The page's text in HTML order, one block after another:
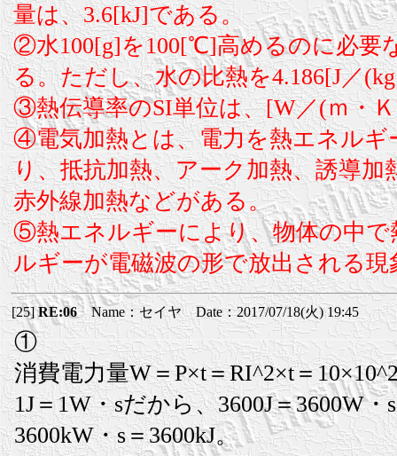
量は、3.6[kJ]である。
②水100[g]を100[℃]高めるのに必要
る。ただし、水の比熱を4.186[J／
③熱伝導率のSI単位は、[W／(ｍ・
④電気加熱とは、電力を熱エネルギ
り、抵抗加熱、アーク加熱、誘導
赤外線加熱などがある。
⑤熱エネルギーにより、物体の中
ルギーが電磁波の形で放出される
[25]RE:06Name：セイヤ Date：2017/07/18(火) 19:45
①
消費電力量W＝P×t＝RI^2×t＝
1J＝1W・sだから、3600J＝3600W
3600kW・s＝3600kJ。